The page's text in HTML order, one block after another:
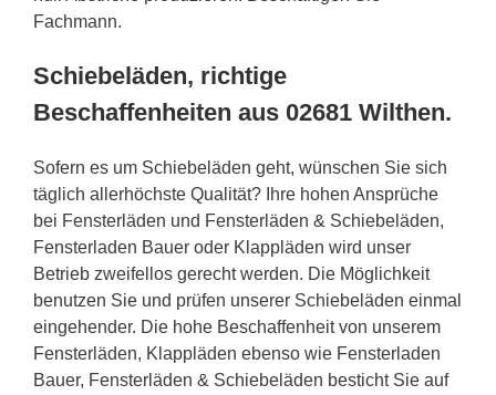
Fachmann.
Schiebeläden, richtige
Beschaffenheiten aus 02681 Wilthen.
Sofern es um Schiebeläden geht, wünschen Sie sich
täglich allerhöchste Qualität? Ihre hohen Ansprüche
bei Fensterläden und Fensterläden & Schiebeläden,
Fensterladen Bauer oder Klappläden wird unser
Betrieb zweifellos gerecht werden. Die Möglichkeit
benutzen Sie und prüfen unserer Schiebeläden einmal
eingehender. Die hohe Beschaffenheit von unserem
Fensterläden, Klappläden ebenso wie Fensterladen
Bauer, Fensterläden & Schiebeläden besticht Sie auf